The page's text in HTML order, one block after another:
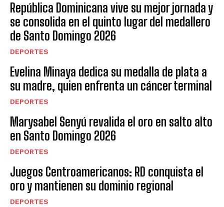
República Dominicana vive su mejor jornada y
se consolida en el quinto lugar del medallero
de Santo Domingo 2026
DEPORTES
Evelina Minaya dedica su medalla de plata a
su madre, quien enfrenta un cáncer terminal
DEPORTES
Marysabel Senyú revalida el oro en salto alto
en Santo Domingo 2026
DEPORTES
Juegos Centroamericanos: RD conquista el
oro y mantienen su dominio regional
DEPORTES